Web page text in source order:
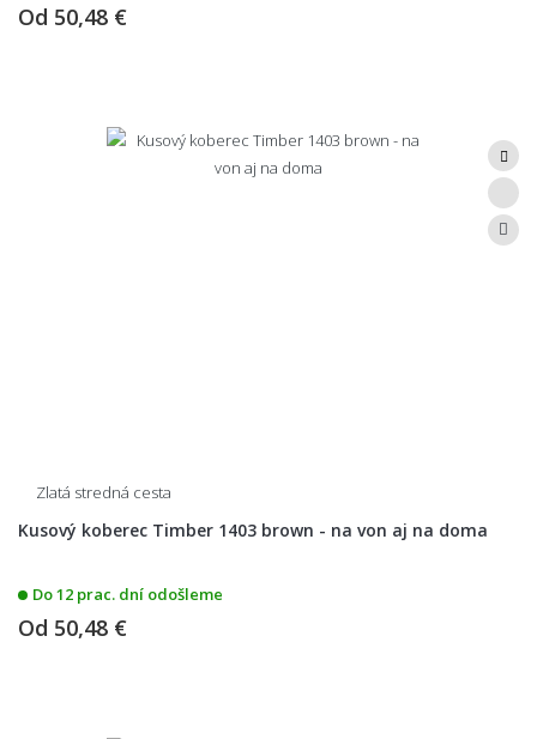
Od 50,48 €
Zlatá stredná cesta
Kusový koberec Timber 1403 brown - na von aj na doma
Do 12 prac. dní odošleme
Od 50,48 €